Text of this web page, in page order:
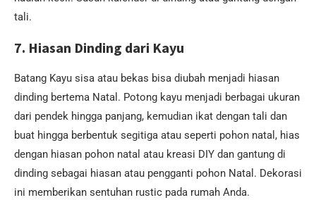
tali.
7. Hiasan Dinding dari Kayu
Batang Kayu sisa atau bekas bisa diubah menjadi hiasan
dinding bertema Natal. Potong kayu menjadi berbagai ukuran
dari pendek hingga panjang, kemudian ikat dengan tali dan
buat hingga berbentuk segitiga atau seperti pohon natal, hias
dengan hiasan pohon natal atau kreasi DIY dan gantung di
dinding sebagai hiasan atau pengganti pohon Natal. Dekorasi
ini memberikan sentuhan rustic pada rumah Anda.